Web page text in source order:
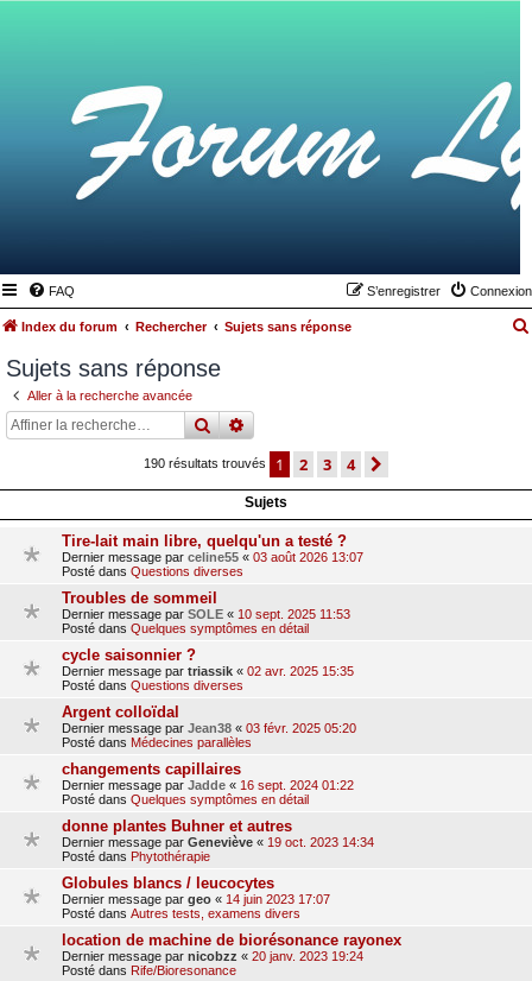
FAQ Connexion
S’enregistrer
Index du forum Rechercher Sujets sans réponse
Sujets sans réponse
Aller à la recherche avancée
rechercher
recherche
190 résultats trouvés 1 2 3 4
Sujets
Tire-lait main libre, quelqu'un a testé ?
Dernier message par celine55 « 03 août 2026 13:07
Posté dans Questions diverses
Troubles de sommeil
Dernier message par SOLE « 10 sept. 2025 11:53
Posté dans Quelques symptômes en détail
cycle saisonnier ?
Dernier message par triassik « 02 avr. 2025 15:35
Posté dans Questions diverses
Argent colloïdal
Dernier message par Jean38 « 03 févr. 2025 05:20
Posté dans Médecines parallèles
changements capillaires
Dernier message par Jadde « 16 sept. 2024 01:22
Posté dans Quelques symptômes en détail
donne plantes Buhner et autres
Dernier message par Geneviève « 19 oct. 2023 14:34
Posté dans Phytothérapie
Globules blancs / leucocytes
Dernier message par geo « 14 juin 2023 17:07
Posté dans Autres tests, examens divers
location de machine de biorésonance rayonex
Dernier message par nicobzz « 20 janv. 2023 19:24
Posté dans Rife/Bioresonance